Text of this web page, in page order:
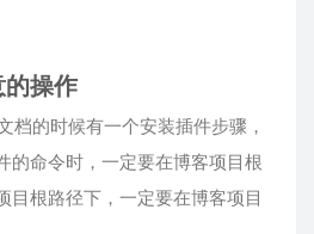
操作
档的时候有一个安装插件步骤，
的命令时，一定要在博客项目根
目根路径下，一定要在博客项目